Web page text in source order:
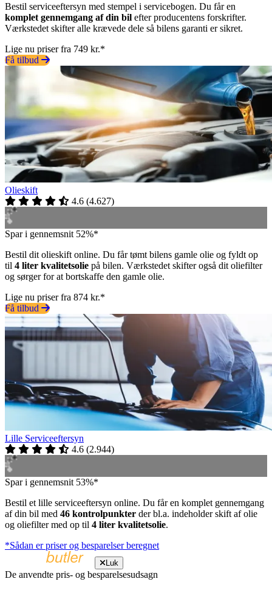
Bestil serviceeftersyn med stempel i servicebogen. Du får en
komplet gennemgang af din bil efter producentens forskrifter.
Værkstedet skifter alle krævede dele så bilens garanti er sikret.
Lige nu priser fra 749 kr.*
Få tilbud
Olieskift
4.6 (4.627)
Spar i gennemsnit 52%*
Bestil dit olieskift online. Du får tømt bilens gamle olie og fyldt op
til 4 liter kvalitetsolie på bilen. Værkstedet skifter også dit oliefilter
og sørger for at bortskaffe den gamle olie.
Lige nu priser fra 874 kr.*
Få tilbud
Lille Serviceeftersyn
4.6 (2.944)
Spar i gennemsnit 53%*
Bestil et lille serviceeftersyn online. Du får en komplet gennemgang
af din bil med 46 kontrolpunkter der bl.a. indeholder skift af olie
og oliefilter med op til 4 liter kvalitetsolie.
*Sådan er priser og besparelser beregnet
Luk
De anvendte pris- og besparelsesudsagn